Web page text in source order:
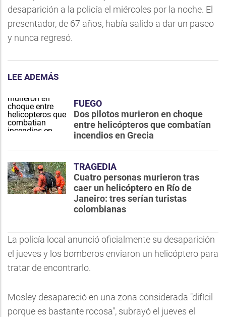
desaparición a la policía el miércoles por la noche. El
presentador, de 67 años, había salido a dar un paseo
y nunca regresó.
LEE ADEMÁS
FUEGO
Dos pilotos murieron en choque
entre helicópteros que combatían
incendios en Grecia
TRAGEDIA
Cuatro personas murieron tras
caer un helicóptero en Río de
Janeiro: tres serían turistas
colombianas
La policía local anunció oficialmente su desaparición
el jueves y los bomberos enviaron un helicóptero para
tratar de encontrarlo.
Mosley desapareció en una zona considerada "difícil
porque es bastante rocosa", subrayó el jueves el